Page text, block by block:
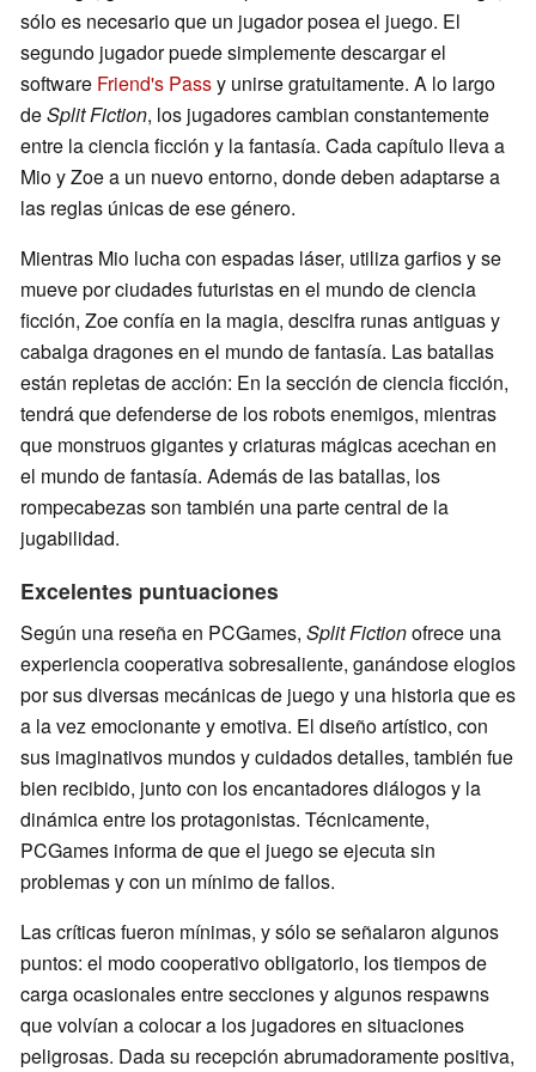
sólo es necesario que un jugador posea el juego. El
segundo jugador puede simplemente descargar el
software Friend's Passy unirse gratuitamente. A lo largo
deSplit Fiction, los jugadores cambian constantemente
entre la ciencia ficción y la fantasía. Cada capítulo lleva a
Mio y Zoe a un nuevo entorno, donde deben adaptarse a
las reglas únicas de ese género.
Mientras Mio lucha con espadas láser, utiliza garfios y se
mueve por ciudades futuristas en el mundo de ciencia
ficción, Zoe confía en la magia, descifra runas antiguas y
cabalga dragones en el mundo de fantasía. Las batallas
están repletas de acción: En la sección de ciencia ficción,
tendrá que defenderse de los robots enemigos, mientras
que monstruos gigantes y criaturas mágicas acechan en
el mundo de fantasía. Además de las batallas, los
rompecabezas son también una parte central de la
jugabilidad.
Excelentes puntuaciones
Según una reseña en PCGames, Split Fictionofrece una
experiencia cooperativa sobresaliente, ganándose elogios
por sus diversas mecánicas de juego y una historia que es
a la vez emocionante y emotiva. El diseño artístico, con
sus imaginativos mundos y cuidados detalles, también fue
bien recibido, junto con los encantadores diálogos y la
dinámica entre los protagonistas. Técnicamente,
PCGames informa de que el juego se ejecuta sin
problemas y con un mínimo de fallos.
Las críticas fueron mínimas, y sólo se señalaron algunos
puntos: el modo cooperativo obligatorio, los tiempos de
carga ocasionales entre secciones y algunos respawns
que volvían a colocar a los jugadores en situaciones
peligrosas. Dada su recepción abrumadoramente positiva,